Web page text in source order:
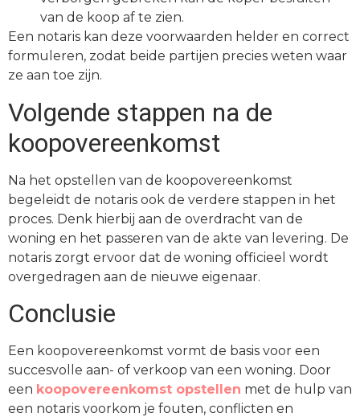
van de koop af te zien.
Een notaris kan deze voorwaarden helder en correct
formuleren, zodat beide partijen precies weten waar
ze aan toe zijn.
Volgende stappen na de
koopovereenkomst
Na het opstellen van de koopovereenkomst
begeleidt de notaris ook de verdere stappen in het
proces. Denk hierbij aan de overdracht van de
woning en het passeren van de akte van levering. De
notaris zorgt ervoor dat de woning officieel wordt
overgedragen aan de nieuwe eigenaar.
Conclusie
Een koopovereenkomst vormt de basis voor een
succesvolle aan- of verkoop van een woning. Door
een koopovereenkomst opstellen met de hulp van
een notaris voorkom je fouten, conflicten en